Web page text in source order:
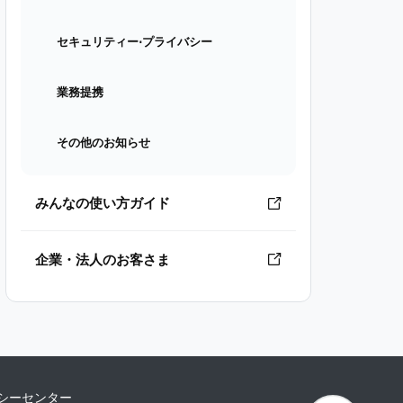
セキュリティー⋅プライバシー
業務提携
その他のお知らせ
みんなの使い方ガイド
企業・法人のお客さま
ーセンター